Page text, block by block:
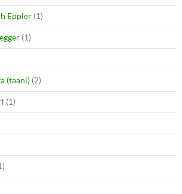
Eppler (1)
(1)
(taani) (2)
(1)